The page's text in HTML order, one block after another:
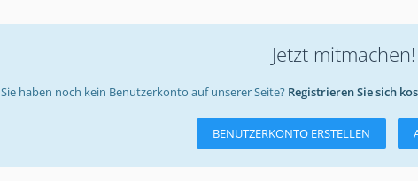
Jetzt mitmachen!
Sie haben noch kein Benutzerkonto auf unserer Seite? Registrieren Sie sich
BENUTZERKONTO ERSTELLEN